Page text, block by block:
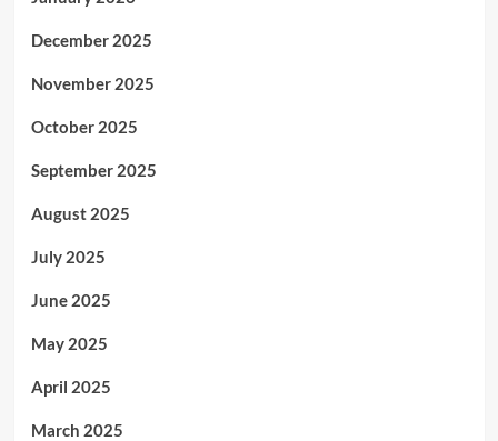
December 2025
November 2025
October 2025
September 2025
August 2025
July 2025
June 2025
May 2025
April 2025
March 2025